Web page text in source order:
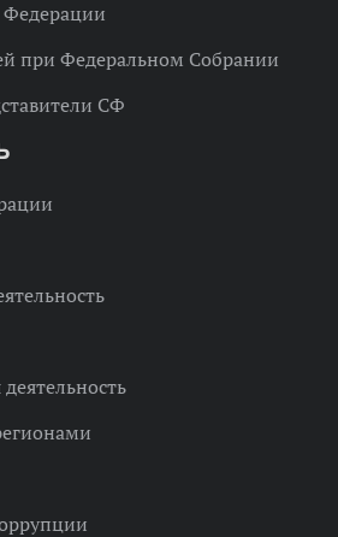
при Федеральном Собрании
СФ